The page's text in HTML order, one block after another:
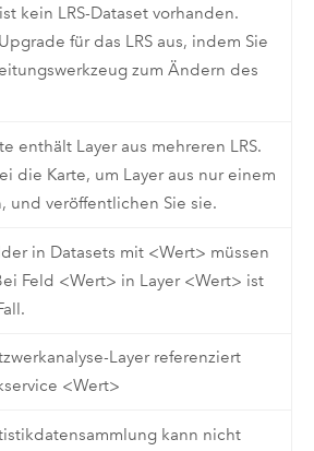
kein LRS-Dataset vorhanden.
für das LRS aus, indem Sie
zum Ändern des
enthält Layer aus mehreren LRS.
die Karte, um Layer aus nur einem
und veröffentlichen Sie sie.
in Datasets mit <Wert> müssen
Feld <Wert> in Layer <Wert> ist
Layer referenziert
<Wert>
kann nicht